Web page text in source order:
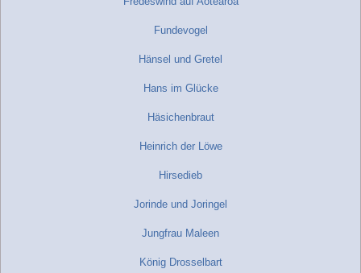
Fundevogel
Hänsel und Gretel
Hans im Glücke
Häsichenbraut
Heinrich der Löwe
Hirsedieb
Jorinde und Joringel
Jungfrau Maleen
König Drosselbart